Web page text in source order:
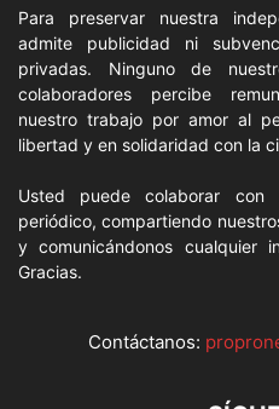
Para preservar nuestra
admite publicidad ni
privadas. Ninguno de
colaboradores percibe
nuestro trabajo por amor al
libertad y en solidaridad con la
Usted puede colaborar con
periódico, compartiendo
y comunicándonos cualquier
Gracias.
Contáctanos: